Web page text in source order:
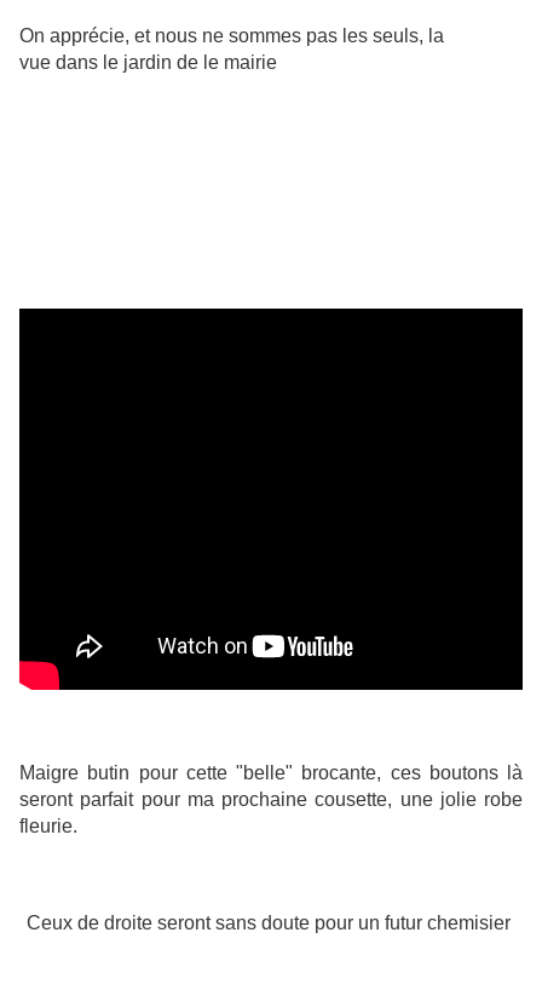
On apprécie, et nous ne sommes pas les seuls, la
vue dans le jardin de le mairie
Maigre butin pour cette "belle" brocante, ces boutons là
seront parfait pour ma prochaine cousette, une jolie robe
fleurie.
Ceux de droite seront sans doute pour un futur chemisier